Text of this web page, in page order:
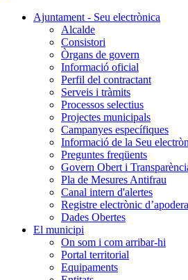
Ajuntament - Seu electrònica
Alcalde
Consistori
Òrgans de govern
Informació oficial
Perfil del contractant
Serveis i tràmits
Processos selectius
Projectes municipals
Campanyes específiques
Informació de la Seu
Preguntes freqüents
Govern Obert i
Pla de Mesures Antifrau
Canal intern d'alertes
Registre electrònic
Dades Obertes
El municipi
On som i com arribar-hi
Portal territorial
Equipaments